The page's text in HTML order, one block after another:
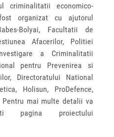
criminalitatii economico-
organizat cu ajutorul
Bolyai, Facultatii de
Afacerilor, Politiei
a Criminalitatii
pentru Prevenirea si
Directoratului National
Holisun, ProDefence,
mai multe detalii va
pagina proiectului